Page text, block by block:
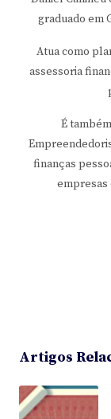
graduado em
Atua como
assessoria
É
finanças
empresas
Artigos